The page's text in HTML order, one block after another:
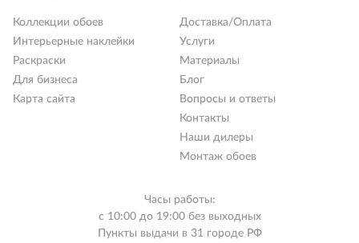
Коллекции обоев
Интерьерные наклейки
Раскраски
Для бизнеса
Карта сайта
Доставка/Оплата
Услуги
Материалы
Блог
Вопросы и ответы
Контакты
Наши дилеры
Монтаж обоев
Часы работы:
с 10:00 до 19:00 без выходных
Пункты выдачи в 31 городе РФ